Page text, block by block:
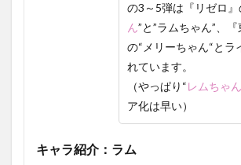
ビュ
の3～5弾は『リゼロ』
ん”と”ラムちゃん”、
の“メリーちゃん“とラ
れています。
（やっぱり“レムちゃん
ア化は早い）
キャラ紹介：ラム